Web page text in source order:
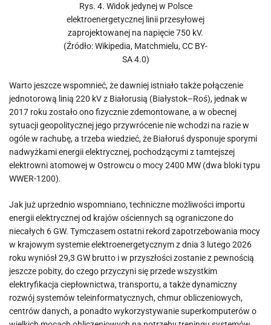
Rys. 4. Widok jedynej w Polsce
elektroenergetycznej linii przesyłowej
zaprojektowanej na napięcie 750 kV.
(Źródło: Wikipedia, Matchmielu, CC BY-
SA 4.0)
Warto jeszcze wspomnieć, że dawniej istniało także połączenie
jednotorową linią 220 kV z Białorusią (Białystok–Roś), jednak w
2017 roku zostało ono fizycznie zdemontowane, a w obecnej
sytuacji geopolitycznej jego przywrócenie nie wchodzi na razie w
ogóle w rachubę, a trzeba wiedzieć, że Białoruś dysponuje sporymi
nadwyżkami energii elektrycznej, pochodzącymi z tamtejszej
elektrowni atomowej w Ostrowcu o mocy 2400 MW (dwa bloki typu
WWER-1200).
Jak już uprzednio wspomniano, techniczne możliwości importu
energii elektrycznej od krajów ościennych są ograniczone do
niecałych 6 GW. Tymczasem ostatni rekord zapotrzebowania mocy
w krajowym systemie elektroenergetycznym z dnia 3 lutego 2026
roku wyniósł 29,3 GW brutto i w przyszłości zostanie z pewnością
jeszcze pobity, do czego przyczyni się przede wszystkim
elektryfikacja ciepłownictwa, transportu, a także dynamiczny
rozwój systemów teleinformatycznych, chmur obliczeniowych,
centrów danych, a ponadto wykorzystywanie superkomputerów o